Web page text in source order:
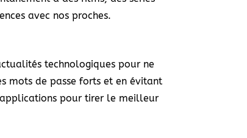
avec nos proches.
technologiques pour ne
mots de passe forts et en évitant
applications pour tirer le meilleur